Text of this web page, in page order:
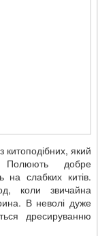
китоподібних, який
Полюють добре
на слабких китів.
коли звичайна
В неволі дуже
дресируванню